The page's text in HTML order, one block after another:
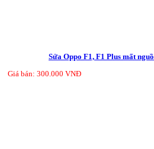
Sửa Oppo F1, F1 Plus mất
Giá bán: 300.000 VNĐ